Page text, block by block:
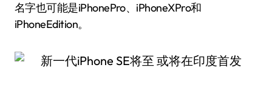
名字也可能是iPhonePro、iPhoneXPro和
iPhoneEdition。